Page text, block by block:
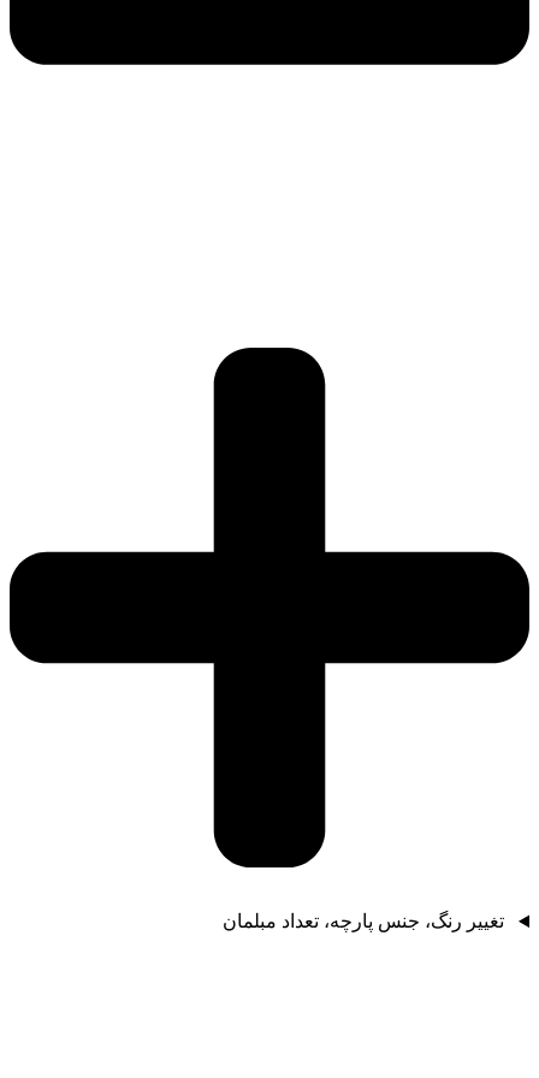
تغییر رنگ، جنس پارچه، تعداد مبلمان